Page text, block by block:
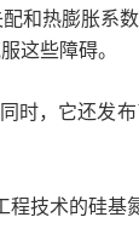
和热膨胀系
这些障碍。
时，它还发
技术的硅基